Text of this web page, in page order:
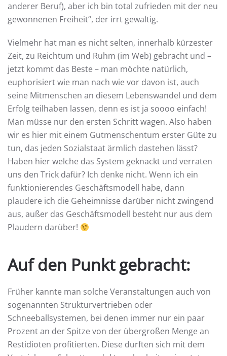
anderer Beruf), aber ich bin total zufrieden mit der neu
gewonnenen Freiheit“, der irrt gewaltig.
Vielmehr hat man es nicht selten, innerhalb kürzester
Zeit, zu Reichtum und Ruhm (im Web) gebracht und –
jetzt kommt das Beste – man möchte natürlich,
euphorisiert wie man nach wie vor davon ist, auch
seine Mitmenschen an diesem Lebenswandel und dem
Erfolg teilhaben lassen, denn es ist ja soooo einfach!
Man müsse nur den ersten Schritt wagen. Also haben
wir es hier mit einem Gutmenschentum erster Güte zu
tun, das jeden Sozialstaat ärmlich dastehen lässt?
Haben hier welche das System geknackt und verraten
uns den Trick dafür? Ich denke nicht. Wenn ich ein
funktionierendes Geschäftsmodell habe, dann
plaudere ich die Geheimnisse darüber nicht zwingend
aus, außer das Geschäftsmodell besteht nur aus dem
Plaudern darüber!
Auf den Punkt gebracht:
Früher kannte man solche Veranstaltungen auch von
sogenannten Strukturvertrieben oder
Schneeballsystemen, bei denen immer nur ein paar
Prozent an der Spitze von der übergroßen Menge an
Restidioten profitierten. Diese durften sich mit dem